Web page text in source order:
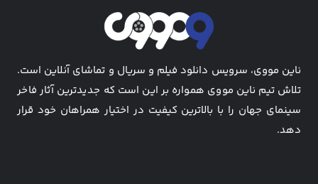
ناین مووی، سرویس دانلود فیلم و سریال و تماشای آنلاین است.
تلاش تیم ناین مووی همواره بر این است که جدیدترین آثار فاخر
سینمای جهان را با بالاترین کیفیت در اختیار همراهان خود قرار
دهد.